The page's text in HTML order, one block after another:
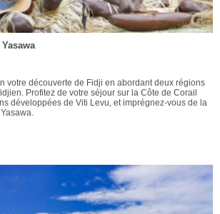
votre découverte de Fidji en abordant deux régions
Profitez de votre séjour sur la Côte de Corail
développées de Viti Levu, et imprégnez-vous de la